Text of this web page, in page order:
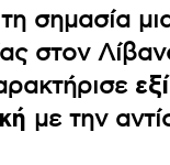
σημασία
στον
με την